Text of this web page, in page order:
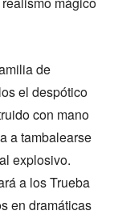
de
el despótico
con mano
a tambalearse
explosivo.
a los Trueba
en dramáticas